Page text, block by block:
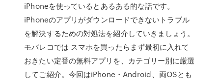
iPhoneを使っているとあるある的な話です。
iPhoneのアプリがダウンロードできないトラブル
を解決するための対処法を紹介していきましょう。
モバレコでは スマホを買ったらまず最初に入れて
おきたい定番の無料アプリを、カテゴリー別に厳選
してご紹介。今回はiPhone・Android、両OSとも